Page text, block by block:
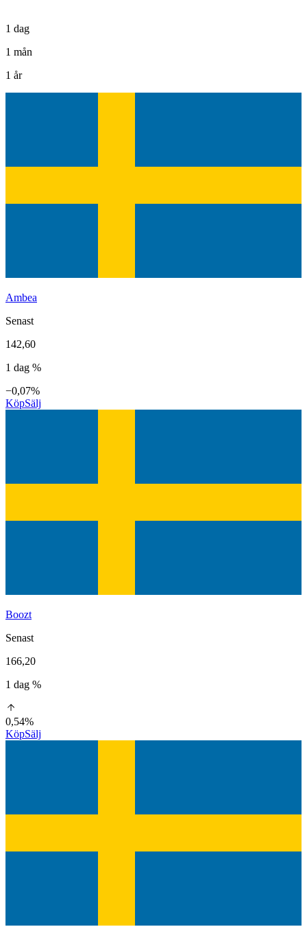
1 dag
1 mån
1 år
Ambea
Senast
142,60
1 dag %
−0,07%
KöpSälj
Boozt
Senast
166,20
1 dag %
0,54%
KöpSälj